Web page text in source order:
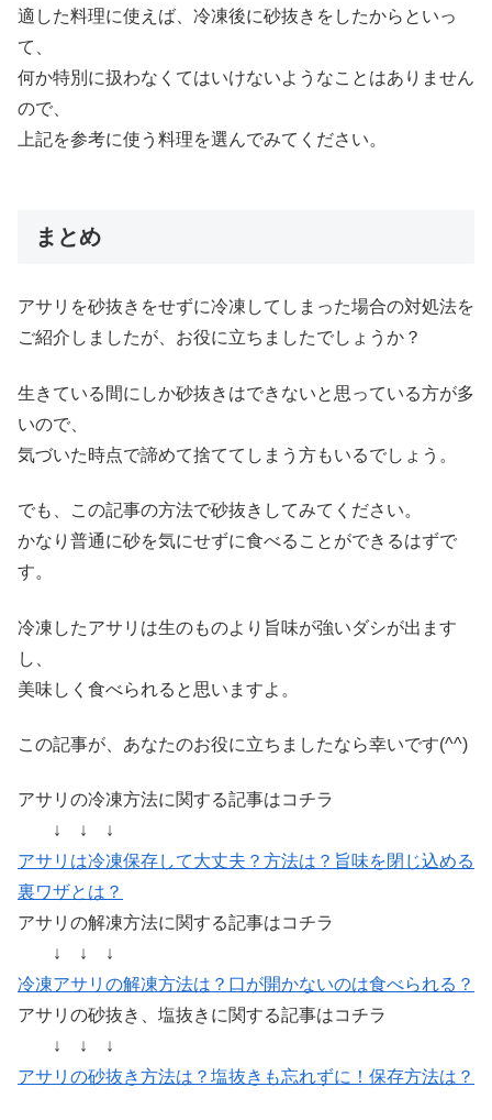
適した料理に使えば、冷凍後に砂抜きをしたからといっ
て、
何か特別に扱わなくてはいけないようなことはありません
ので、
上記を参考に使う料理を選んでみてください。
まとめ
アサリを砂抜きをせずに冷凍してしまった場合の対処法を
ご紹介しましたが、お役に立ちましたでしょうか？
生きている間にしか砂抜きはできないと思っている方が多
いので、
気づいた時点で諦めて捨ててしまう方もいるでしょう。
でも、この記事の方法で砂抜きしてみてください。
かなり普通に砂を気にせずに食べることができるはずで
す。
冷凍したアサリは生のものより旨味が強いダシが出ます
し、
美味しく食べられると思いますよ。
この記事が、あなたのお役に立ちましたなら幸いです(^^)
アサリの冷凍方法に関する記事はコチラ
↓ ↓ ↓
アサリは冷凍保存して大丈夫？方法は？旨味を閉じ込める
裏ワザとは？
アサリの解凍方法に関する記事はコチラ
↓ ↓ ↓
冷凍アサリの解凍方法は？口が開かないのは食べられる？
アサリの砂抜き、塩抜きに関する記事はコチラ
↓ ↓ ↓
アサリの砂抜き方法は？塩抜きも忘れずに！保存方法は？